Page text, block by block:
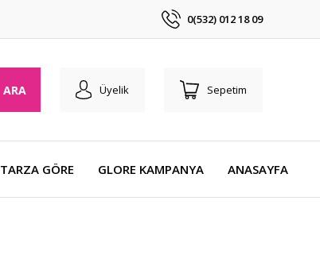
0(532) 012 18 09
ARA Üyelik Sepetim
TARZA GÖRE GLORE KAMPANYA ANASAYFA